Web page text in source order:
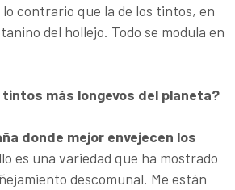
contrario que la de los tintos, en
del hollejo. Todo se modula en
más longevos del planeta?
donde mejor envejecen los
es una variedad que ha mostrado
descomunal. Me están